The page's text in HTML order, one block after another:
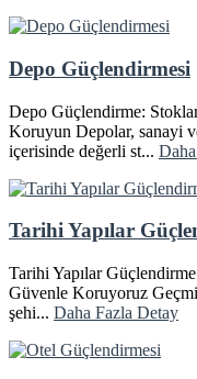
Depo Güçlendirmesi
Depo Güçlendirme:
Koruyun Depolar, sanayi
içerisinde değerli st...
Tarihi Yapılar
Tarihi Yapılar
Güvenle Koruyoruz
şehi... Daha Fazla Detay